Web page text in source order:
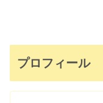
プロフィール